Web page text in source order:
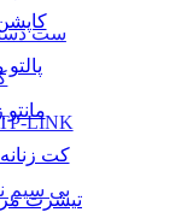
ست
کت
تیشرت